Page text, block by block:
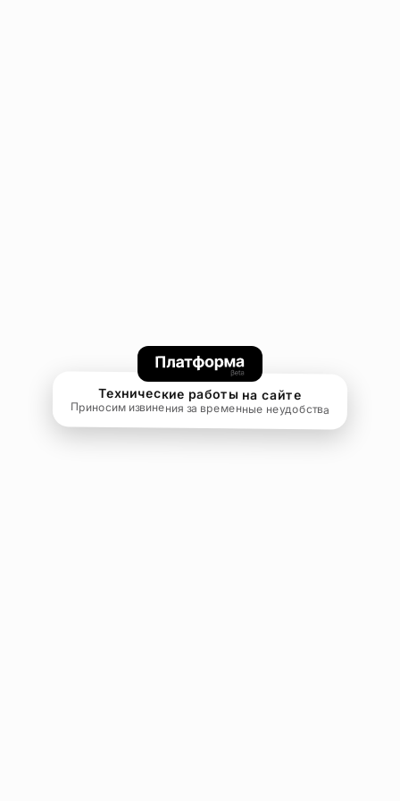
Технические работы на сайте
Приносим извинения за временные неудобства